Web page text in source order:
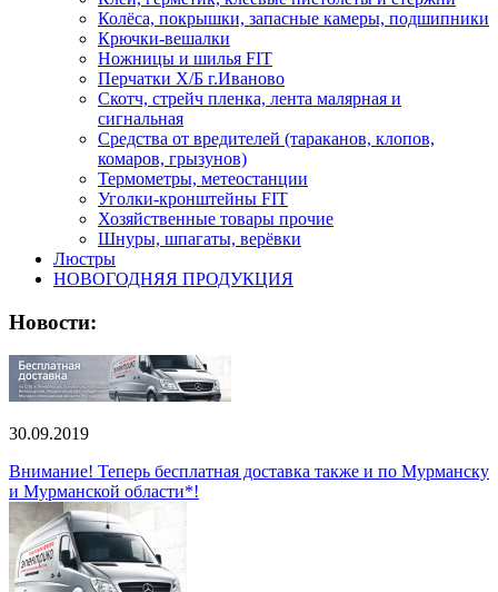
Колёса, покрышки, запасные камеры, подшипники
Крючки-вешалки
Ножницы и шилья FIT
Перчатки Х/Б г.Иваново
Скотч, стрейч пленка, лента малярная и
сигнальная
Средства от вредителей (тараканов, клопов,
комаров, грызунов)
Термометры, метеостанции
Уголки-кронштейны FIT
Хозяйственные товары прочие
Шнуры, шпагаты, верёвки
Люстры
НОВОГОДНЯЯ ПРОДУКЦИЯ
Новости:
30.09.2019
Внимание! Теперь бесплатная доставка также и по Мурманску
и Мурманской области*!